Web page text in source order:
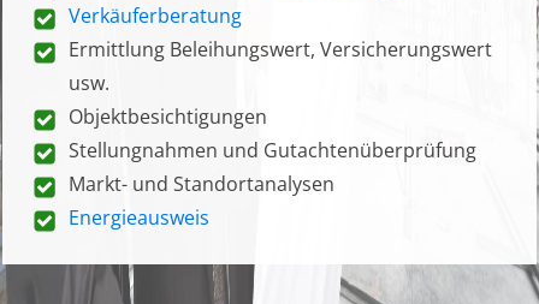
Verkäuferberatung
Ermittlung Beleihungswert, Versicherungswert
usw.
Objektbesichtigungen
Stellungnahmen und Gutachtenüberprüfung
Markt- und Standortanalysen
Energieausweis